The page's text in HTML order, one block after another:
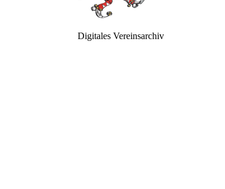
Digitales Vereinsarchiv